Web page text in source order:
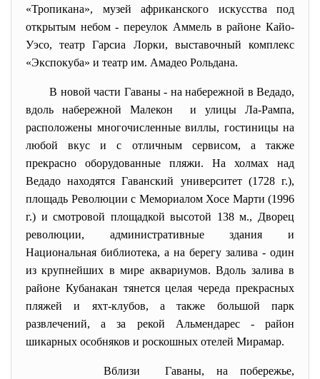
«Тропикана», музей африканского искусства под
открытым небом - переулок Аммель в районе Кайо-
Уэсо, театр Гарсиа Лорки, выставочный комплекс
«Экспокуба» и театр им. Амадео Рольдана.
В новой части Гаваны - на набережной в Ведадо,
вдоль набережной Малекон и улицы Ла-Рампа,
расположены многочисленные виллы, гостиницы на
любой вкус и с отличным сервисом, а также
прекрасно оборудованные пляжи. На холмах над
Ведадо находятся Гаванский университет (1728 г.),
площадь Революции с Мемориалом Хосе Марти (1996
г.) и смотровой площадкой высотой 138 м., Дворец
революции, административные здания и
Национальная библиотека, а на берегу залива - один
из крупнейших в мире аквариумов. Вдоль залива в
районе Кубанакан тянется целая череда прекрасных
пляжей и яхт-клубов, а также большой парк
развлечений, а за рекой Альмендарес - район
шикарных особняков и роскошных отелей Мирамар.
Вблизи Гаваны, на побережье,